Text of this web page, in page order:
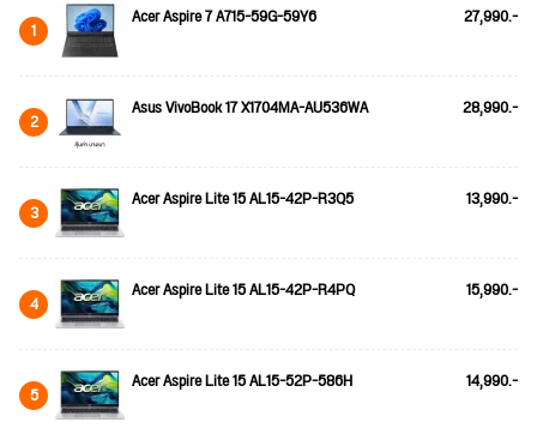
1 Acer Aspire 7 A715-59G-59Y6 27,990.-
2 Asus VivoBook 17 X1704MA-AU536WA 28,990.-
3 Acer Aspire Lite 15 AL15-42P-R3Q5 13,990.-
4 Acer Aspire Lite 15 AL15-42P-R4PQ 15,990.-
5 Acer Aspire Lite 15 AL15-52P-586H 14,990.-